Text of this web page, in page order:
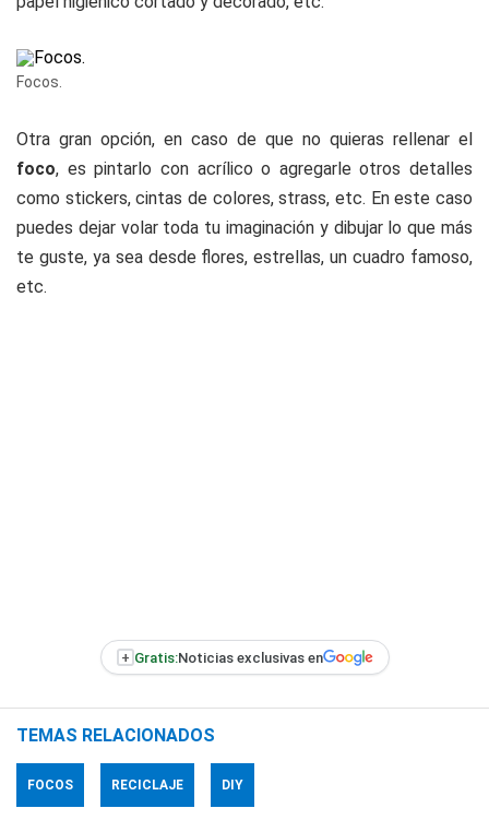
Focos.
Otra gran opción, en caso de que no quieras rellenar el
foco, es pintarlo con acrílico o agregarle otros detalles
como stickers, cintas de colores, strass, etc. En este caso
puedes dejar volar toda tu imaginación y dibujar lo que más
te guste, ya sea desde flores, estrellas, un cuadro famoso,
etc.
+ Gratis:Noticias exclusivas en
TEMAS RELACIONADOS
FOCOS RECICLAJE DIY